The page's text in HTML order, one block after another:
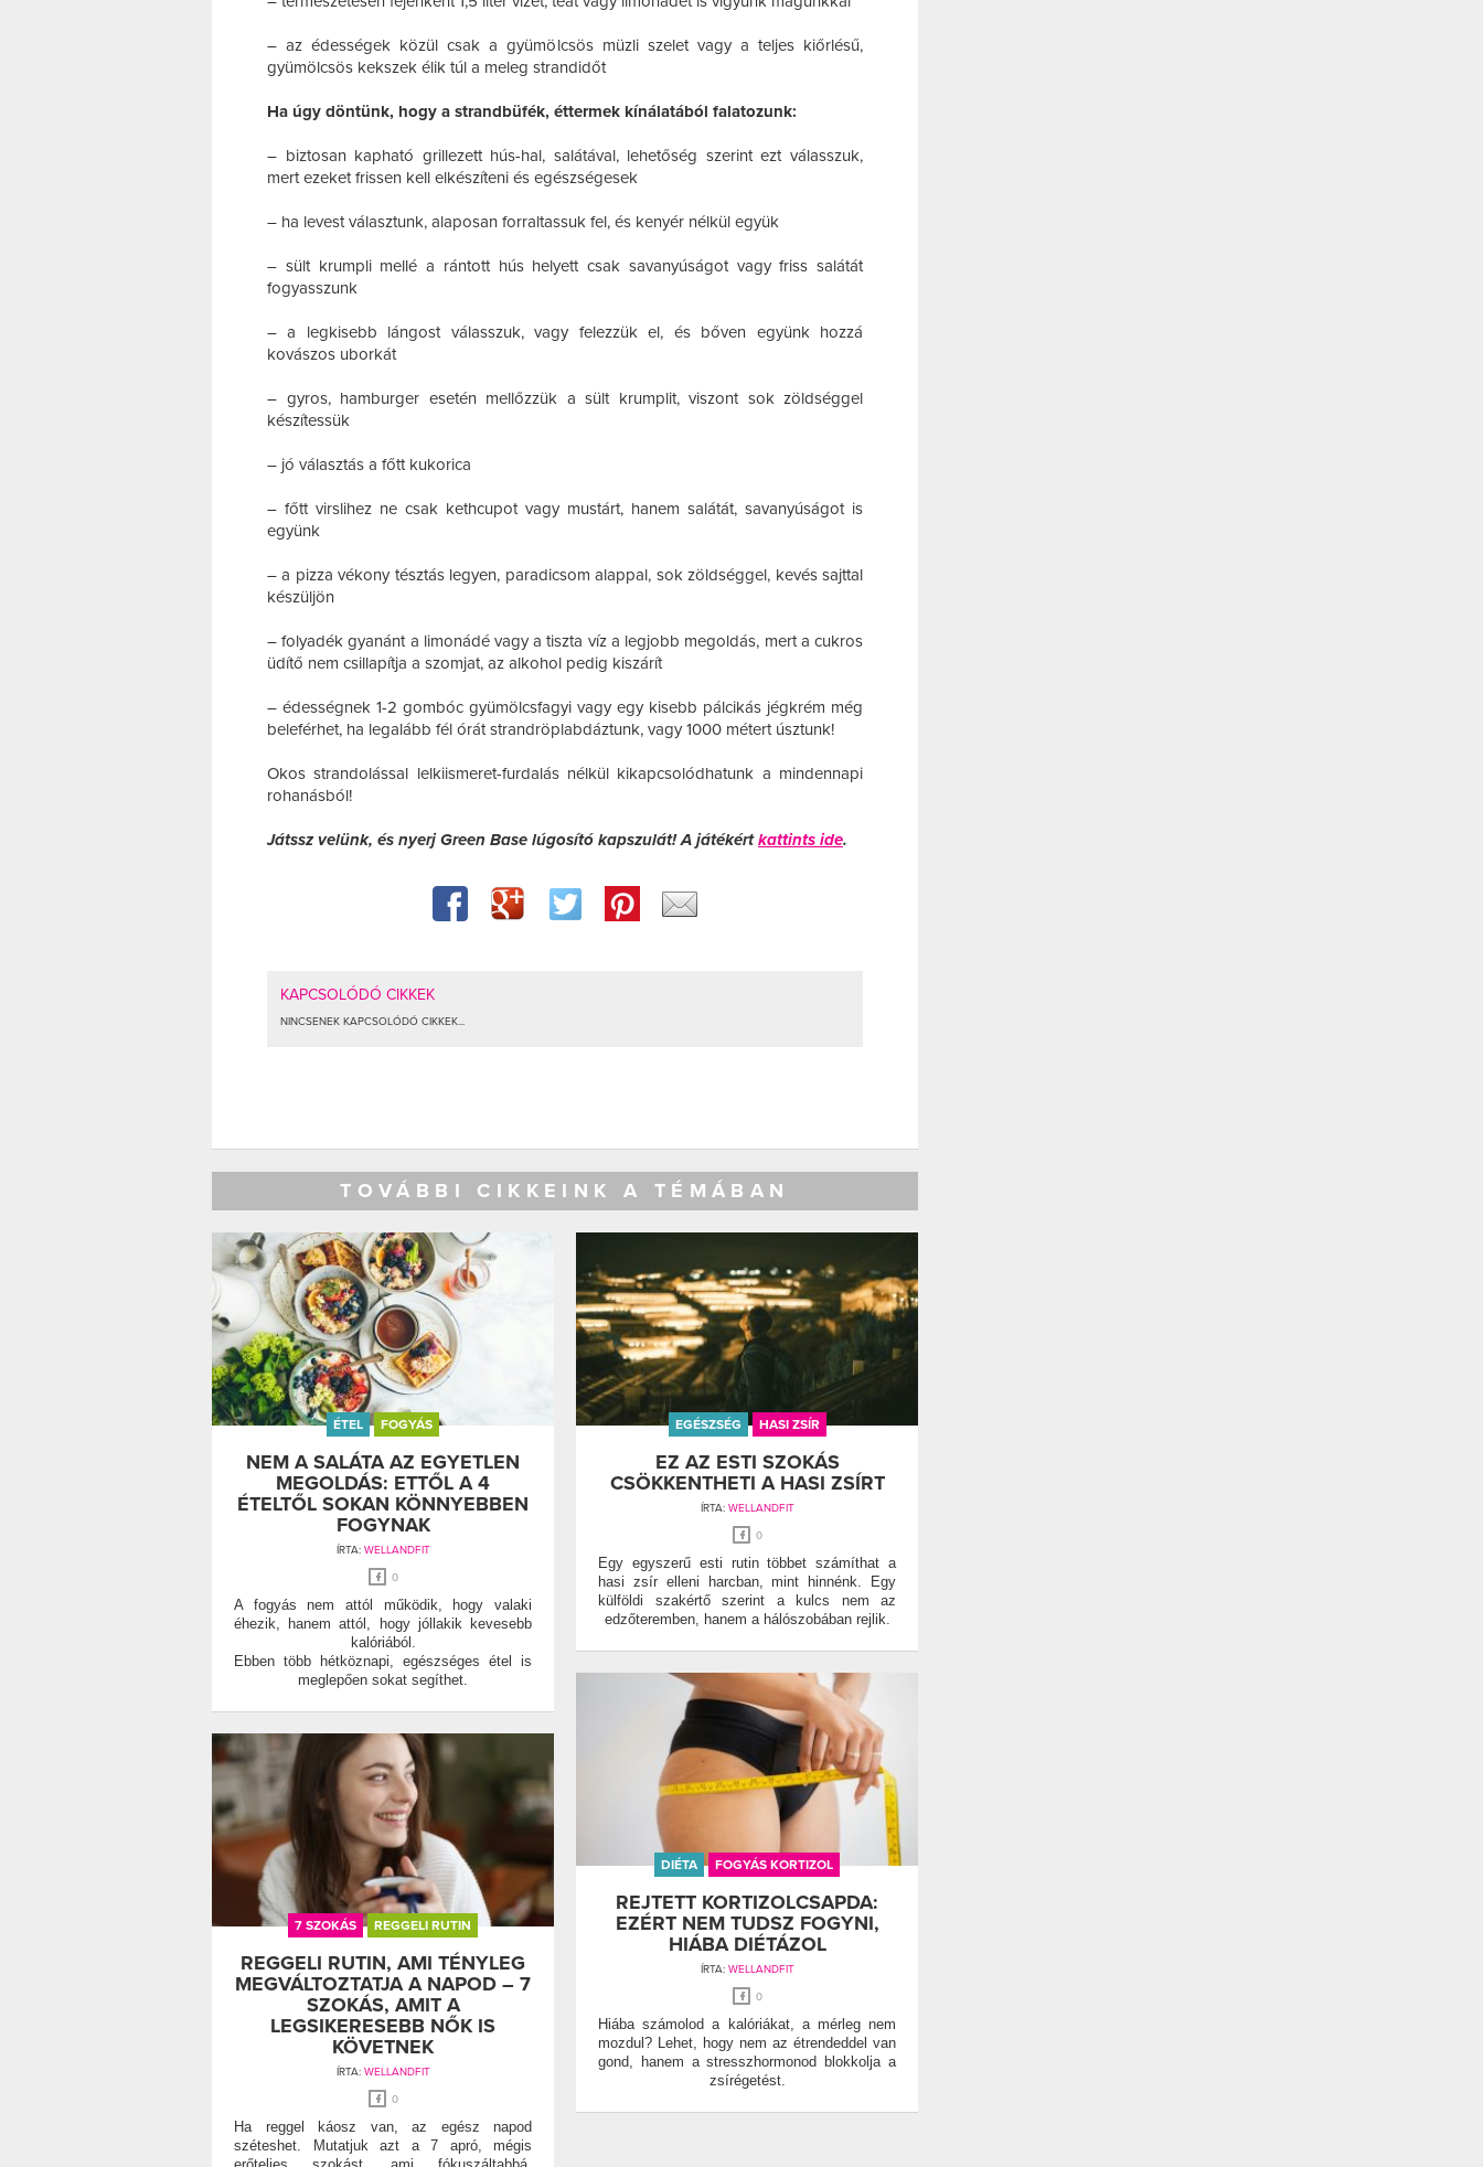
– az édességek közül csak a gyümölcsös müzli szelet vagy a teljes kiőrlésű,
gyümölcsös kekszek élik túl a meleg strandidőt
Ha úgy döntünk, hogy a strandbüfék, éttermek kínálatából falatozunk:
– biztosan kapható grillezett hús-hal, salátával, lehetőség szerint ezt válasszuk,
mert ezeket frissen kell elkészíteni és egészségesek
– ha levest választunk, alaposan forraltassuk fel, és kenyér nélkül együk
– sült krumpli mellé a rántott hús helyett csak savanyúságot vagy friss salátát
fogyasszunk
– a legkisebb lángost válasszuk, vagy felezzük el, és bőven együnk hozzá
kovászos uborkát
– gyros, hamburger esetén mellőzzük a sült krumplit, viszont sok zöldséggel
készítessük
– jó választás a főtt kukorica
– főtt virslihez ne csak kethcupot vagy mustárt, hanem salátát, savanyúságot is
együnk
– a pizza vékony tésztás legyen, paradicsom alappal, sok zöldséggel, kevés sajttal
készüljön
– folyadék gyanánt a limonádé vagy a tiszta víz a legjobb megoldás, mert a cukros
üdítő nem csillapítja a szomjat, az alkohol pedig kiszárít
– édességnek 1-2 gombóc gyümölcsfagyi vagy egy kisebb pálcikás jégkrém még
beleférhet, ha legalább fél órát strandröplabdáztunk, vagy 1000 métert úsztunk!
Okos strandolással lelkiismeret-furdalás nélkül kikapcsolódhatunk a mindennapi
rohanásból!
Játssz velünk, és nyerj Green Base lúgosító kapszulát! A játékértkattints ide.
KAPCSOLÓDÓ CIKKEK
NINCSENEK KAPCSOLÓDÓ CIKKEK...
TOVÁBBI CIKKEINK A TÉMÁBAN
ÉTEL FOGYÁS
NEM A SALÁTA AZ EGYETLEN
MEGOLDÁS: ETTŐL A 4
ÉTELTŐL SOKAN KÖNNYEBBEN
FOGYNAK
ÍRTA: WELLANDFIT
0
A fogyás nem attól működik, hogy valaki
éhezik, hanem attól, hogy jóllakik kevesebb
kalóriából.
Ebben több hétköznapi, egészséges étel is
meglepően sokat segíthet.
EGÉSZSÉG HASI ZSÍR
EZ AZ ESTI SZOKÁS
CSÖKKENTHETI A HASI ZSÍRT
ÍRTA: WELLANDFIT
0
Egy egyszerű esti rutin többet számíthat a
hasi zsír elleni harcban, mint hinnénk. Egy
külföldi szakértő szerint a kulcs nem az
edzőteremben, hanem a hálószobában rejlik.
DIÉTA FOGYÁS KORTIZOL
REJTETT KORTIZOLCSAPDA:
EZÉRT NEM TUDSZ FOGYNI,
HIÁBA DIÉTÁZOL
ÍRTA: WELLANDFIT
0
Hiába számolod a kalóriákat, a mérleg nem
mozdul? Lehet, hogy nem az étrendeddel van
gond, hanem a stresszhormonod blokkolja a
zsírégetést.
7 SZOKÁS REGGELI RUTIN
REGGELI RUTIN, AMI TÉNYLEG
MEGVÁLTOZTATJA A NAPOD – 7
SZOKÁS, AMIT A
LEGSIKERESEBB NŐK IS
KÖVETNEK
ÍRTA: WELLANDFIT
0
Ha reggel káosz van, az egész napod
széteshet. Mutatjuk azt a 7 apró, mégis